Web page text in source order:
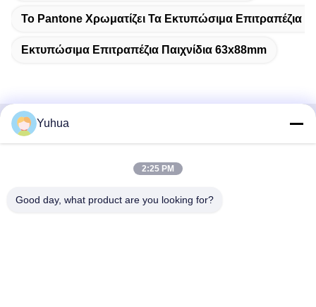
Το Pantone Χρωματίζει Τα Εκτυπώσιμα Επιτραπέζια
Εκτυπώσιμα Επιτραπέζια Παιχνίδια 63x88mm
Γρήγορη επικοινωνία
Προσθήκη: αριθ. 26 Lixin 6th Road, Zengcheng District,
Yuhua
2:25 PM
Good day, what product are you looking for?